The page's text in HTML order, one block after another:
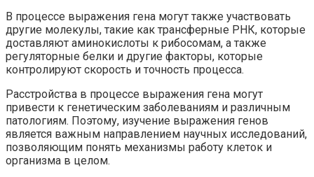
В процессе выражения гена могут также участвовать
другие молекулы, такие как трансферные РНК, которые
доставляют аминокислоты к рибосомам, а также
регуляторные белки и другие факторы, которые
контролируют скорость и точность процесса.
Расстройства в процессе выражения гена могут
привести к генетическим заболеваниям и различным
патологиям. Поэтому, изучение выражения генов
является важным направлением научных исследований,
позволяющим понять механизмы работу клеток и
организма в целом.